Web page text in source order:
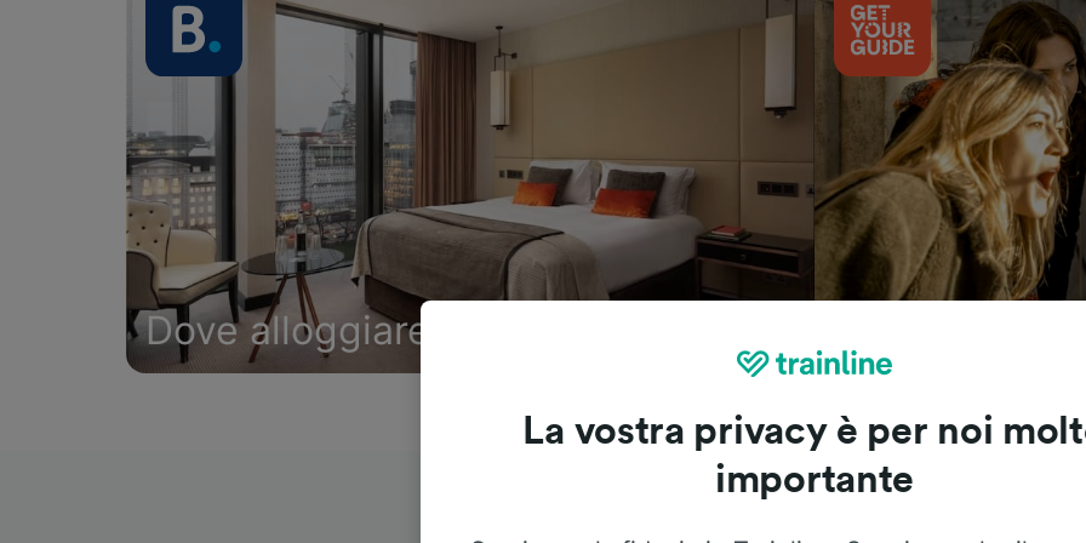
Dove alloggiare
Le recensioni dei nostri viaggiatori
La vostra privacy è per noi
importante